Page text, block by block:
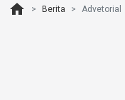
home Berita Advetorial